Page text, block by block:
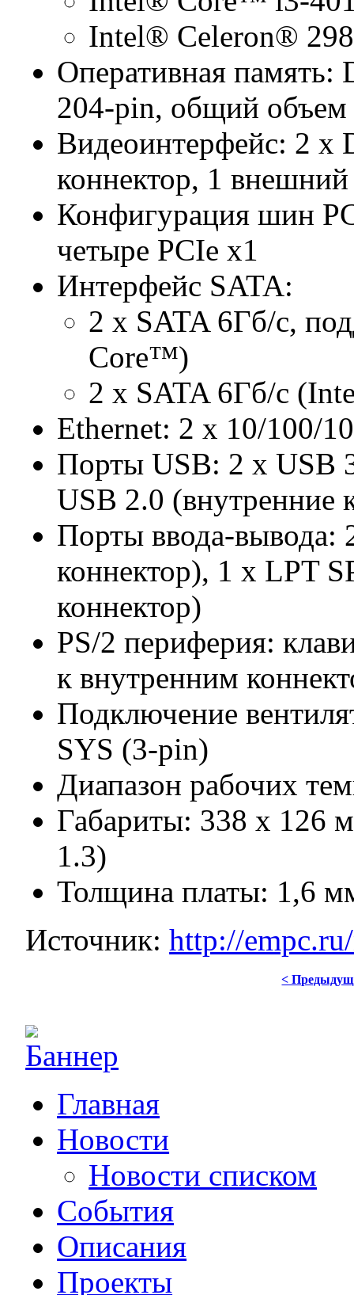
Intel® Celeron®
Оперативная
204-pin, общий объем
Видеоинтерфейс: 2 x
коннектор, 1
Конфигурация шин
четыре PCIe x1
Интерфейс SATA:
2 x SATA 6Гб/с,
Core™)
2 x SATA 6Гб/с
Ethernet: 2 x 10/100/
Порты USB: 2 x USB
USB 2.0 (внутренние
Порты ввода-вывода:
коннектор), 1 x LPT
коннектор)
PS/2 периферия:
к внутренним
Подключение
SYS (3-pin)
Диапазон рабочих
Габариты: 338 x 126
1.3)
Толщина платы: 1,6
Источник:http://
<
Главная
Новости
Новости списком
События
Описания
Проекты